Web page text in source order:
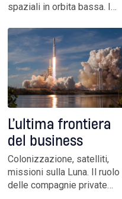
spaziali in orbita bassa. I
indipendente nel settore. E il
cambio di paradigma
sull’esplorazione, che deve
accelerare. Dialogo con
l’astronauta italiana dei
record
L’ultima frontiera
del business
Colonizzazione, satelliti,
missioni sulla Luna. Il ruolo
delle compagnie private